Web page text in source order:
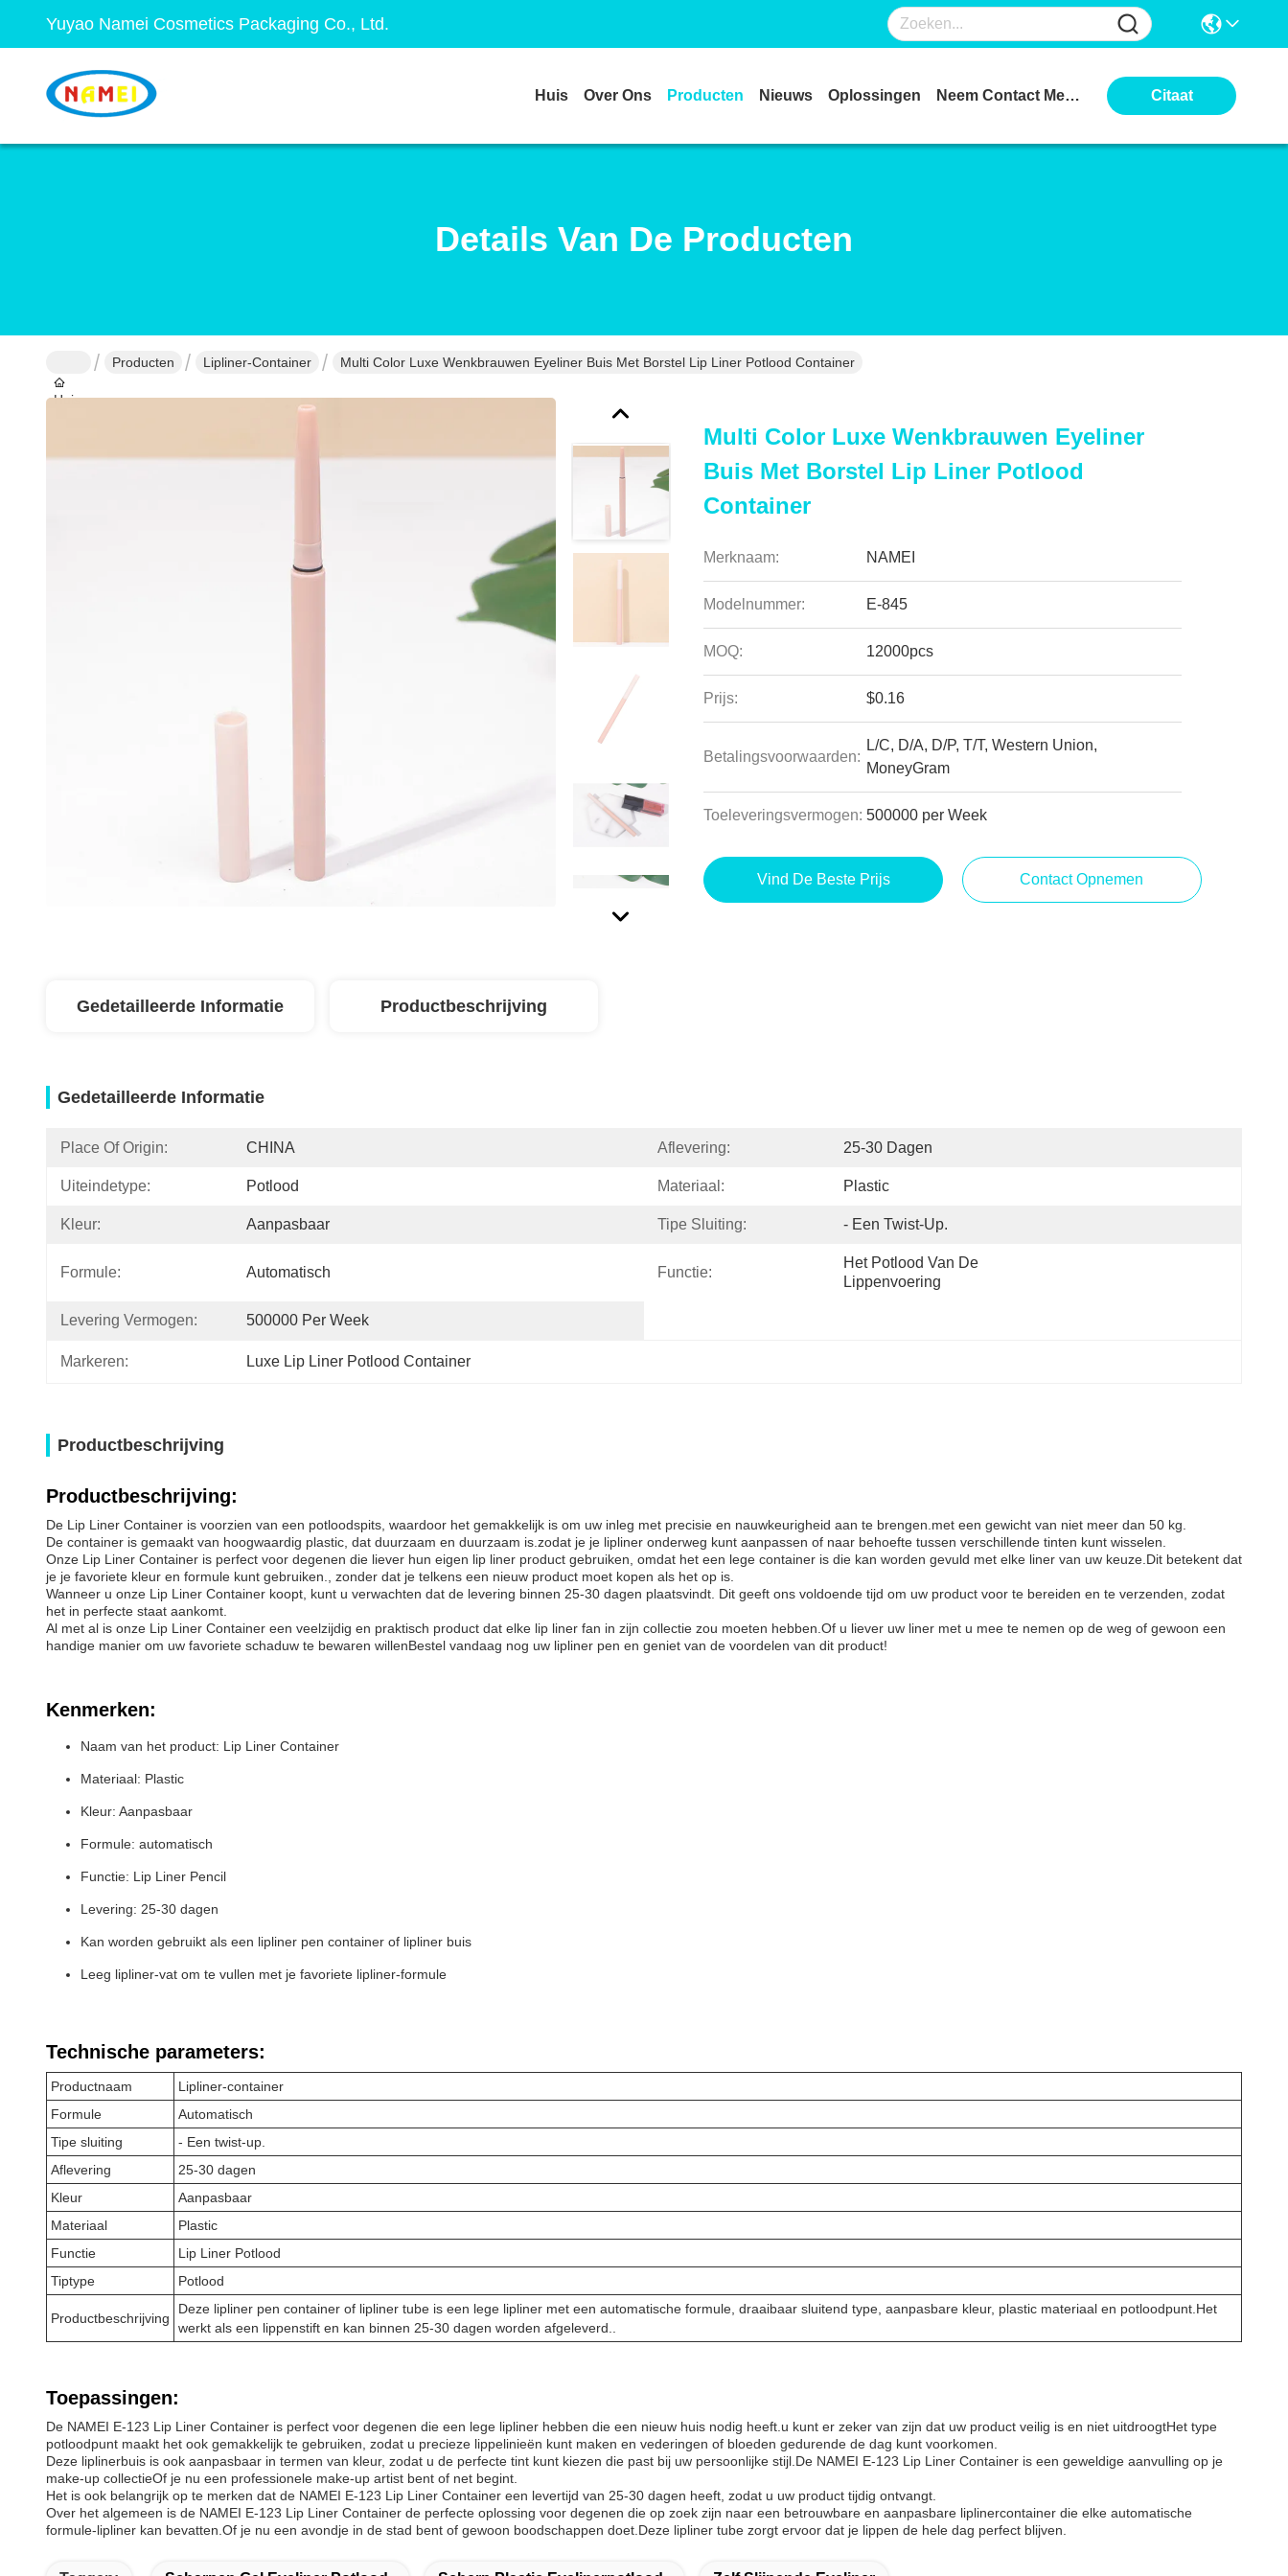
Yuyao Namei Cosmetics Packaging Co., Ltd.
Huis Over Ons Producten Nieuws Oplossingen Neem Contact Met Ons Op Citaat
Details Van De Producten
Huis
Producten Lipliner-Container Multi Color Luxe Wenkbrauwen Eyeliner Buis Met Borstel Lip Liner Potlood Container
Multi Color Luxe Wenkbrauwen Eyeliner
Buis Met Borstel Lip Liner Potlood
Container
Merknaam: NAMEI
Modelnummer: E-845
MOQ: 12000pcs
Prijs: $0.16
Betalingsvoorwaarden:
L/C, D/A, D/P, T/T, Western Union,
MoneyGram
Toeleveringsvermogen: 500000 per Week
Vind De Beste Prijs Contact Opnemen
Gedetailleerde Informatie Productbeschrijving
Gedetailleerde Informatie
Place Of Origin: CHINA Aflevering: 25-30 Dagen
Uiteindetype: Potlood Materiaal: Plastic
Kleur: Aanpasbaar Tipe Sluiting: - Een Twist-Up.
Formule: Automatisch Functie:
Het Potlood Van De
Lippenvoering
Levering Vermogen: 500000 Per Week
Markeren: Luxe Lip Liner Potlood Container
Productbeschrijving
Productbeschrijving:
De Lip Liner Container is voorzien van een potloodspits, waardoor het gemakkelijk is om uw inleg met precisie en nauwkeurigheid aan te brengen.met een gewicht van niet meer dan 50 kg.
De container is gemaakt van hoogwaardig plastic, dat duurzaam en duurzaam is.zodat je je lipliner onderweg kunt aanpassen of naar behoefte tussen verschillende tinten kunt wisselen.
Onze Lip Liner Container is perfect voor degenen die liever hun eigen lip liner product gebruiken, omdat het een lege container is die kan worden gevuld met elke liner van uw keuze.Dit betekent dat
je je favoriete kleur en formule kunt gebruiken., zonder dat je telkens een nieuw product moet kopen als het op is.
Wanneer u onze Lip Liner Container koopt, kunt u verwachten dat de levering binnen 25-30 dagen plaatsvindt. Dit geeft ons voldoende tijd om uw product voor te bereiden en te verzenden, zodat
het in perfecte staat aankomt.
Al met al is onze Lip Liner Container een veelzijdig en praktisch product dat elke lip liner fan in zijn collectie zou moeten hebben.Of u liever uw liner met u mee te nemen op de weg of gewoon een
handige manier om uw favoriete schaduw te bewaren willenBestel vandaag nog uw lipliner pen en geniet van de voordelen van dit product!
Kenmerken:
Naam van het product: Lip Liner Container
Materiaal: Plastic
Kleur: Aanpasbaar
Formule: automatisch
Functie: Lip Liner Pencil
Levering: 25-30 dagen
Kan worden gebruikt als een lipliner pen container of lipliner buis
Leeg lipliner-vat om te vullen met je favoriete lipliner-formule
Technische parameters:
Productnaam
Lipliner-container
Formule
Automatisch
Tipe sluiting
- Een twist-up.
Aflevering
25-30 dagen
Kleur
Aanpasbaar
Materiaal
Plastic
Functie
Lip Liner Potlood
Tiptype
Potlood
Productbeschrijving
Deze lipliner pen container of lipliner tube is een lege lipliner met een automatische formule, draaibaar sluitend type, aanpasbare kleur, plastic materiaal en potloodpunt.Het
werkt als een lippenstift en kan binnen 25-30 dagen worden afgeleverd..
Toepassingen:
De NAMEI E-123 Lip Liner Container is perfect voor degenen die een lege lipliner hebben die een nieuw huis nodig heeft.u kunt er zeker van zijn dat uw product veilig is en niet uitdroogtHet type
potloodpunt maakt het ook gemakkelijk te gebruiken, zodat u precieze lippelinieën kunt maken en vederingen of bloeden gedurende de dag kunt voorkomen.
Deze liplinerbuis is ook aanpasbaar in termen van kleur, zodat u de perfecte tint kunt kiezen die past bij uw persoonlijke stijl.De NAMEI E-123 Lip Liner Container is een geweldige aanvulling op je
make-up collectieOf je nu een professionele make-up artist bent of net begint.
Het is ook belangrijk op te merken dat de NAMEI E-123 Lip Liner Container een levertijd van 25-30 dagen heeft, zodat u uw product tijdig ontvangt.
Over het algemeen is de NAMEI E-123 Lip Liner Container de perfecte oplossing voor degenen die op zoek zijn naar een betrouwbare en aanpasbare liplinercontainer die elke automatische
formule-lipliner kan bevatten.Of je nu een avondje in de stad bent of gewoon boodschappen doet.Deze lipliner tube zorgt ervoor dat je lippen de hele dag perfect blijven.